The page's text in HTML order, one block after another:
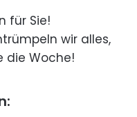
für Sie!
wir alles,
die Woche!